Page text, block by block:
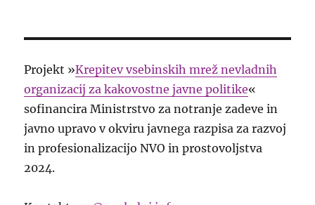
Projekt »Krepitev vsebinskih mrež nevladnih
organizacij za kakovostne javne politike«
sofinancira Ministrstvo za notranje zadeve in
javno upravo v okviru javnega razpisa za razvoj
in profesionalizacijo NVO in prostovoljstva
2024.